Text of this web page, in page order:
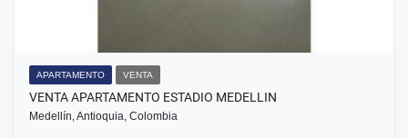
APARTAMENTO VENTA
VENTA APARTAMENTO ESTADIO MEDELLIN
Medellín, Antioquia, Colombia